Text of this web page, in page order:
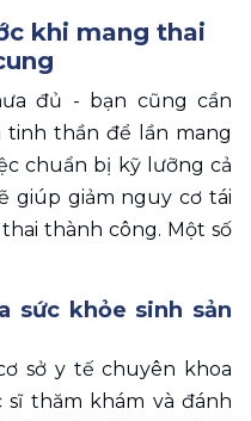
khi mang thai
đủ - bạn cũng cần
thần để lần mang
chuẩn bị kỹ lưỡng cả
giúp giảm nguy cơ tái
thành công. Một số
sức khỏe sinh sản
sở y tế chuyên khoa
thăm khám và đánh